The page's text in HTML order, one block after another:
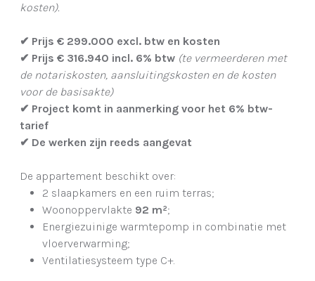
kosten).
✔ Prijs € 299.000 excl. btw en kosten
✔ Prijs € 316.940 incl. 6% btw (te vermeerderen met
de notariskosten, aansluitingskosten en de kosten
voor de basisakte)
✔ Project komt in aanmerking voor het 6% btw-
tarief
✔ De werken zijn reeds aangevat
De appartement beschikt over:
2 slaapkamers en een ruim terras;
Woonoppervlakte 92 m²;
Energiezuinige warmtepomp in combinatie met
vloerverwarming;
Ventilatiesysteem type C+.